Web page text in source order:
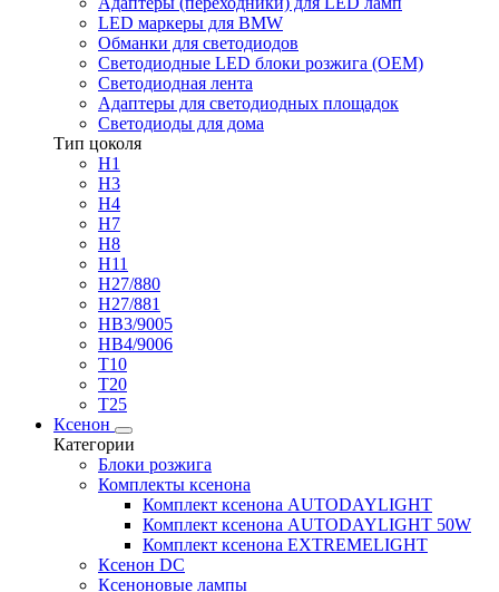
LED маркеры для BMW
Обманки для светодиодов
Светодиодные LED блоки розжига (OEM)
Светодиодная лента
Адаптеры для светодиодных площадок
Светодиоды для дома
Тип цоколя
H1
H3
H4
H7
H8
H11
H27/880
H27/881
HB3/9005
HB4/9006
T10
T20
T25
Ксенон
Категории
Блоки розжига
Комплекты ксенона
Комплект ксенона AUTODAYLIGHT
Комплект ксенона AUTODAYLIGHT 50W
Комплект ксенона EXTREMELIGHT
Ксенон DC
Ксеноновые лампы